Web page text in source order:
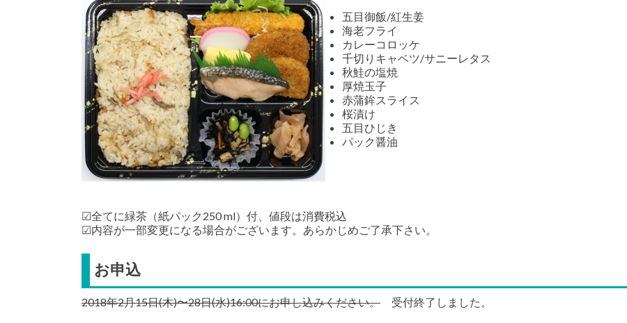
五目御飯/紅生姜
海老フライ
カレーコロッケ
千切りキャベツ/サニーレタス
秋鮭の塩焼
厚焼玉子
赤蒲鉾スライス
桜漬け
五目ひじき
パック醤油
☑全てに緑茶（紙パック250 ml）付、値段は消費税込
☑内容が一部変更になる場合がございます。あらかじめご了承下さい。
お申込
2018年2月15日(木)〜28日(水)16:00にお申し込みください。 受付終了しました。